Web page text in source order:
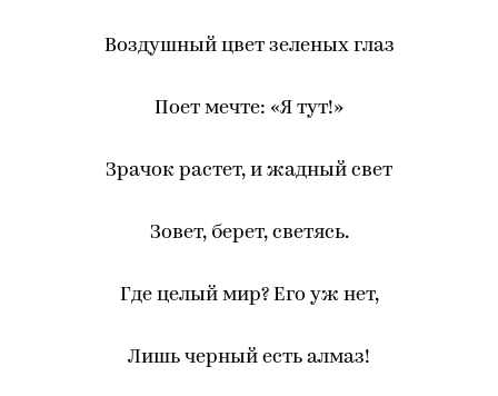
Воздушный цвет зеленых глаз
Поет мечте: «Я тут!»
Зрачок растет, и жадный свет
Зовет, берет, светясь.
Где целый мир? Его уж нет,
Лишь черный есть алмаз!